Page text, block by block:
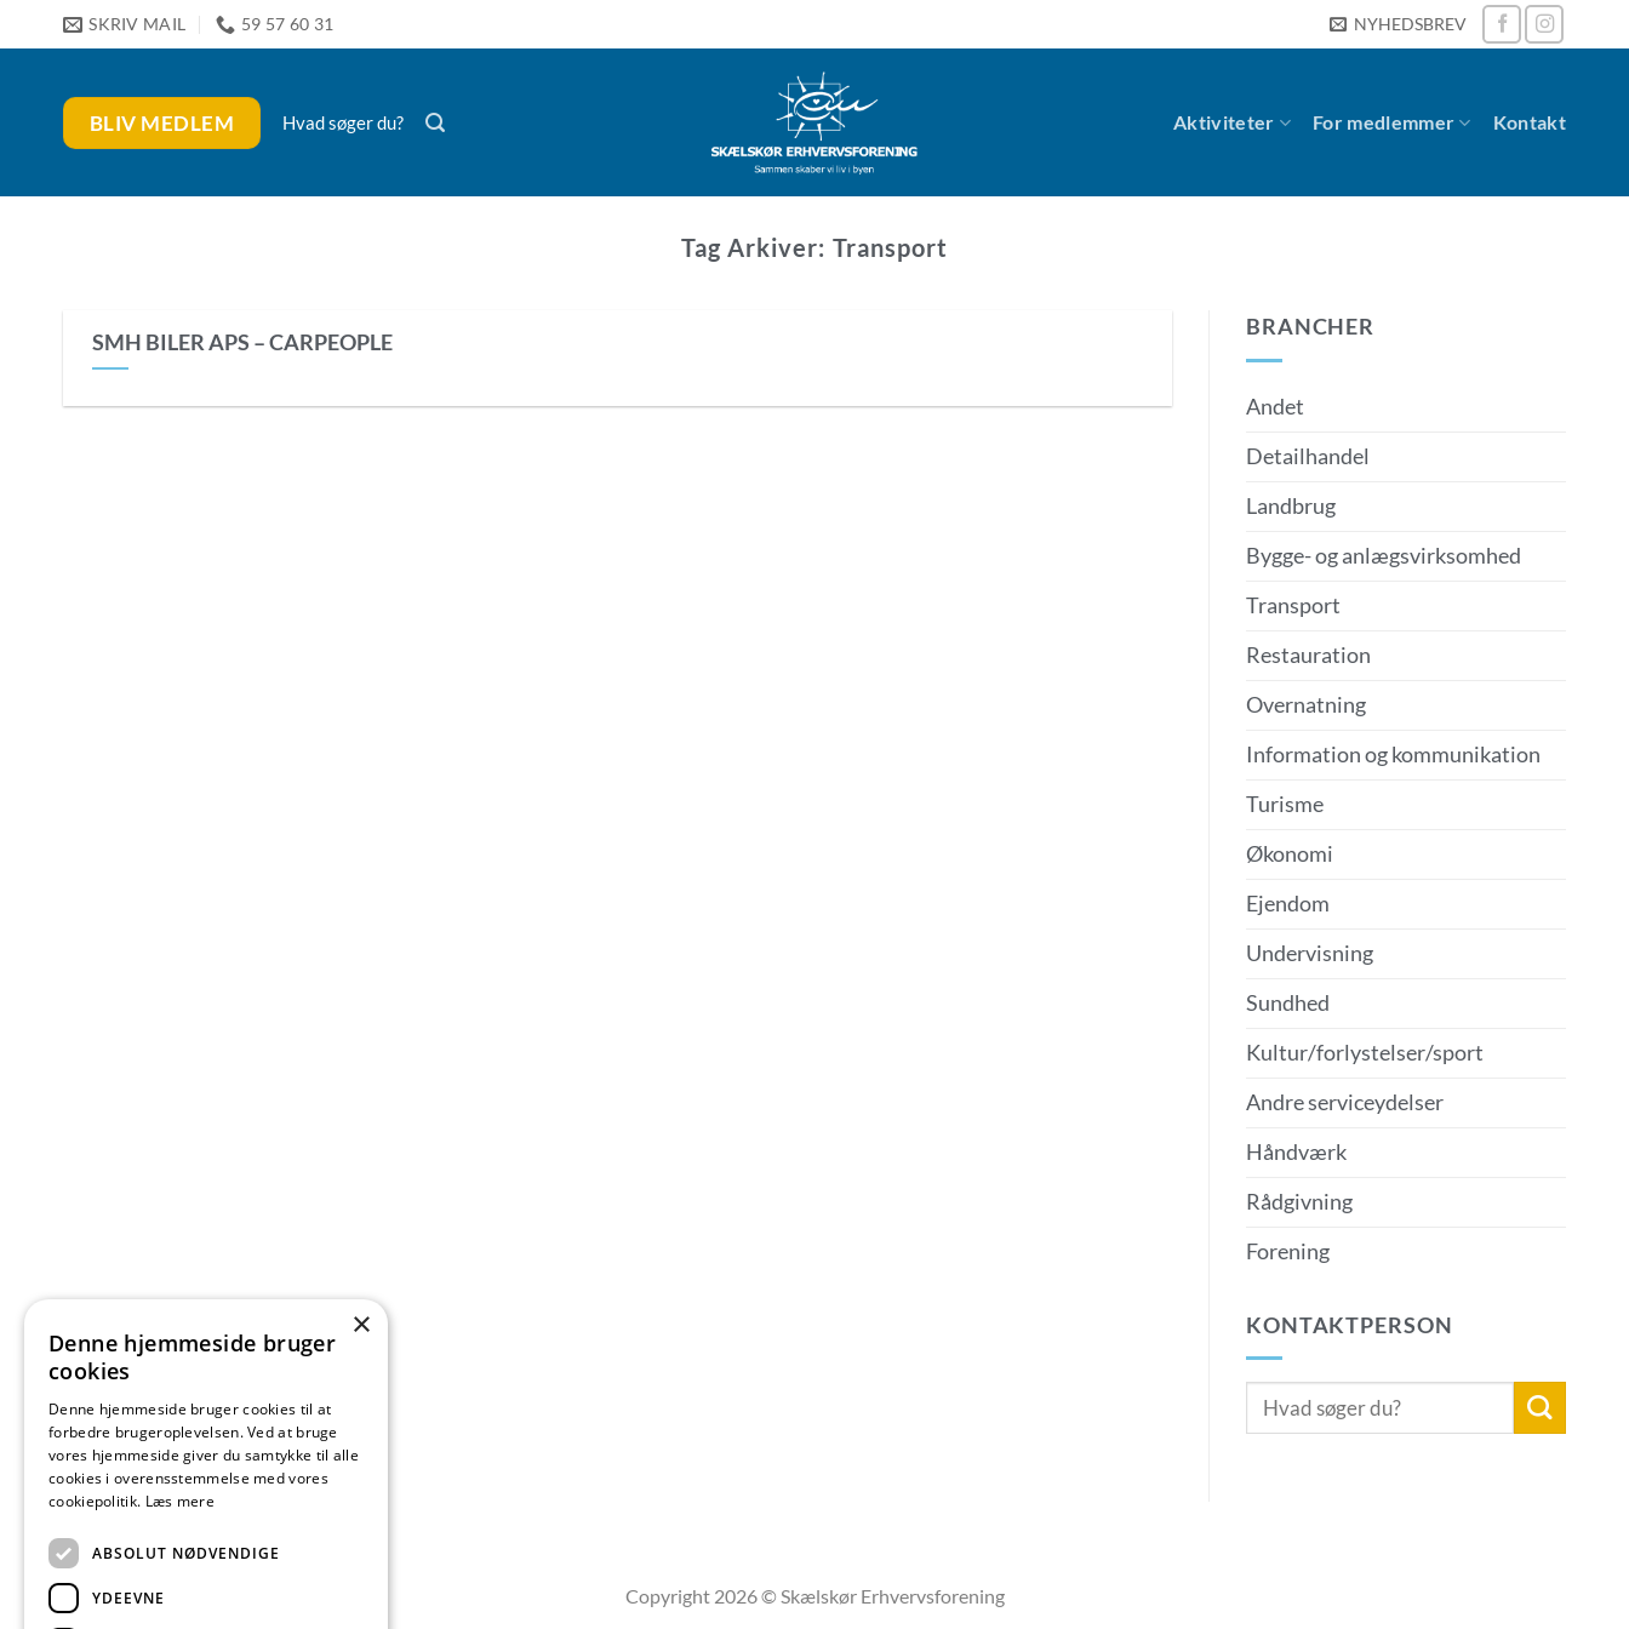
Fortsæt
til
SKRIV MAIL 59 57 60 31 NYHEDSBREV
BLIV MEDLEM Hvad søger du? Aktiviteter For medlemmer Kontakt
Tag Arkiver: Transport
SMH BILER APS – CARPEOPLE
BRANCHER
Andet
Detailhandel
Landbrug
Bygge- og anlægsvirksomhed
Transport
Restauration
Overnatning
Information og kommunikation
Turisme
Økonomi
Ejendom
Undervisning
Sundhed
Kultur/forlystelser/sport
Andre serviceydelser
Håndværk
Rådgivning
Forening
KONTAKTPERSON
Copyright 2026 © Skælskør Erhvervsforening
×
Denne hjemmeside bruger
cookies
Denne hjemmeside bruger cookies til at
forbedre brugeroplevelsen. Ved at bruge
vores hjemmeside giver du samtykke til alle
cookies i overensstemmelse med vores
cookiepolitik. Læs mere
ABSOLUT NØDVENDIGE
YDEEVNE